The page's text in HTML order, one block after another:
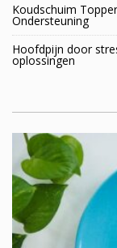
Koudschuim
Ondersteuning
Hoofdpijn door
oplossingen